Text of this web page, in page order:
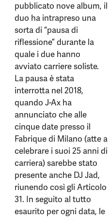
pubblicato nove album, il
duo ha intrapreso una
sorta di “pausa di
riflessione” durante la
quale i due hanno
avviato carriere soliste.
La pausa è stata
interrotta nel 2018,
quando J-Ax ha
annunciato che alle
cinque date presso il
Fabrique di Milano (atte a
celebrare i suoi 25 anni di
carriera) sarebbe stato
presente anche DJ Jad,
riunendo così gli Articolo
31. In seguito al tutto
esaurito per ogni data, le